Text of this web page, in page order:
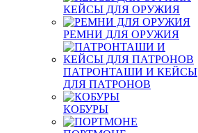
КЕЙСЫ ДЛЯ ОРУЖИЯ
РЕМНИ ДЛЯ ОРУЖИЯ
ПАТРОНТАШИ И КЕЙСЫ
ДЛЯ ПАТРОНОВ
КОБУРЫ